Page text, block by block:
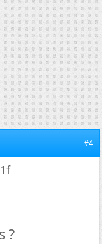
#4
?